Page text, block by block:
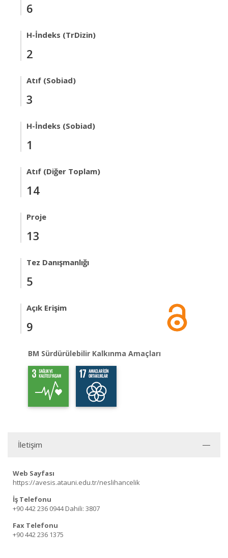
6
H-İndeks (TrDizin)
2
Atıf (Sobiad)
3
H-İndeks (Sobiad)
1
Atıf (Diğer Toplam)
14
Proje
13
Tez Danışmanlığı
5
Açık Erişim
9
BM Sürdürülebilir Kalkınma Amaçları
İletişim
Web Sayfası
https://avesis.atauni.edu.tr/neslihancelik
İş Telefonu
+90 442 236 0944Dahili: 3807
Fax Telefonu
+90 442 236 1375